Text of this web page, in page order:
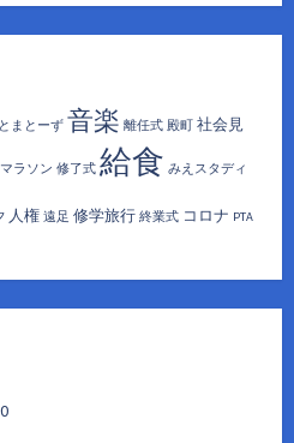
とまとーず 音楽 離任式 殿町 社会見
マラソン 修了式 給食 みえスタディ
人権 遠足 修学旅行 終業式 コロナ PTA